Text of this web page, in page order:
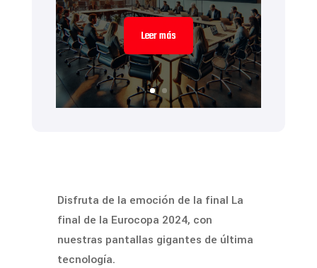
Leer más
Disfruta de la emoción de la final La
final de la Eurocopa 2024, con
nuestras pantallas gigantes de última
tecnología.